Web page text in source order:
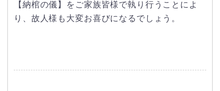
【納棺の儀】をご家族皆様で執り行うことによ
り、故人様も大変お喜びになるでしょう。